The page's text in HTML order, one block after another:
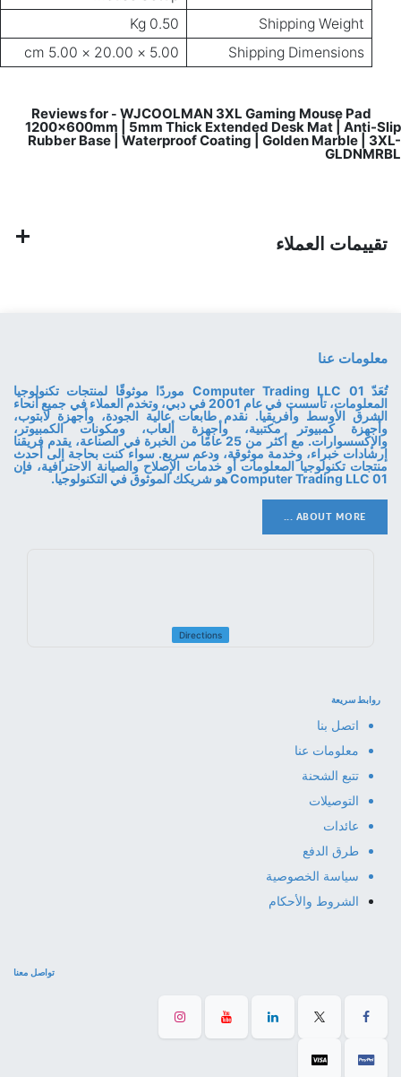
Shipping Weight
0.50 Kg
Shipping Dimensions
5.00 × 20.00 × 5.00 cm
- WJCOOLMAN 3XL Gaming Mouse Pad
1200x600mm | 5mm Thick Extended Desk Mat | Anti-Slip
Rubber Base | Waterproof Coating | Golden Marble | 3XL-
GLDNMRBL
تقييمات العملاء
معلومات عنا
تُعَدّ 01 Computer Trading LLC موردًا موثوقًا لمنتجات تكنولوجيا
المعلومات، تأسست في عام 2001 في دبي، وتخدم العملاء في جميع أنحاء
الشرق الأوسط وأفريقيا. نقدم طابعات عالية الجودة، وأجهزة لابتوب،
وأجهزة كمبيوتر مكتبية، وأجهزة ألعاب، ومكونات الكمبيوتر،
والإكسسوارات. مع أكثر من 25 عامًا من الخبرة في الصناعة، يقدم فريقنا
إرشادات خبراء، وخدمة موثوقة، ودعم سريع. سواء كنت بحاجة إلى أحدث
منتجات تكنولوجيا المعلومات أو خدمات الإصلاح والصيانة الاحترافية، فإن
01 Computer Trading LLC هو شريكك الموثوق في التكنولوجيا.
ABOUT MORE ...
Directions
روابط سريعة
اتصل بنا
معلومات عنا
تتبع الشحنة
التوصيلات
عائدات
طرق الدفع
سياسة الخصوصية
الشروط والأحكام
تواصل معنا